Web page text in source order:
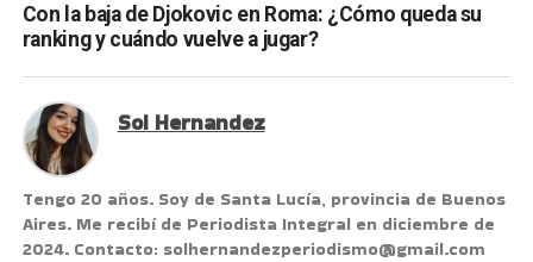
Con la baja de Djokovic en Roma: ¿Cómo queda su
ranking y cuándo vuelve a jugar?
Sol Hernandez
Tengo 20 años. Soy de Santa Lucía, provincia de Buenos
Aires. Me recibí de Periodista Integral en diciembre de
2024. Contacto: solhernandezperiodismo@gmail.com